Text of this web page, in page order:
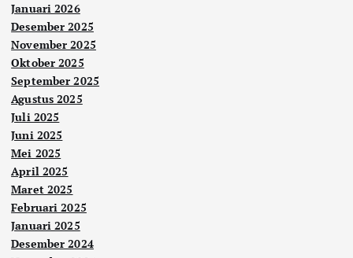
Januari 2026
Desember 2025
November 2025
Oktober 2025
September 2025
Agustus 2025
Juli 2025
Juni 2025
Mei 2025
April 2025
Maret 2025
Februari 2025
Januari 2025
Desember 2024